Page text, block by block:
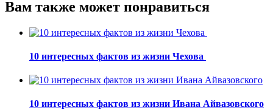
Вам также может понравиться
10 интересных фактов из жизни Чехова
10 интересных фактов из жизни Ивана Айвазовского